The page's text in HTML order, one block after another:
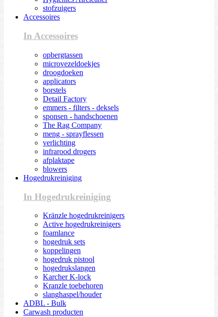
stofzuigers
Accessoires
In Accessoires
opbergtassen
microvezeldoekjes
droogdoeken
applicators
borstels
Detail Factory
emmers - filters - deksels
sponsen - handschoenen
The Rag Company
meng - sprayflessen
verlichting
infrarood drogers
afplaktape
blowers
Hogedrukreiniging
In Hogedrukreiniging
Kränzle hogedrukreinigers
Active hogedrukreinigers
foamlance
hogedruk sets
koppelingen
hogedruk pistool
hogedrukslangen
Karcher K-lock
Kranzle toebehoren
slanghaspel/houder
ADBL - Bulk
Carwash producten